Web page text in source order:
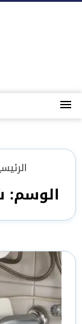
القائمة
الوسم: